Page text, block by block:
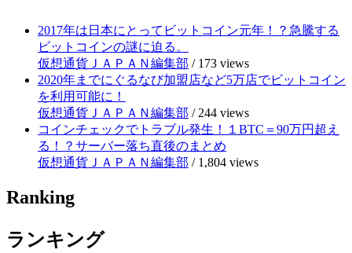
2017年は日本にとってビットコイン元年！？急騰する
ビットコインの謎に迫る。
仮想通貨ＪＡＰＡＮ編集部 / 173 views
2020年までにぐるなび加盟店など5万店でビットコイン
を利用可能に！
仮想通貨ＪＡＰＡＮ編集部 / 244 views
コインチェックでトラブル発生！１BTC＝90万円超え
る！？サーバー落ち直後のまとめ
仮想通貨ＪＡＰＡＮ編集部 / 1,804 views
Ranking
ランキング